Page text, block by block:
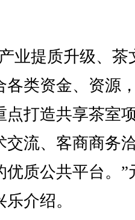
提质升级、茶
各类资金、资源
点打造共享茶室
交流、客商商务
优质公共平台。”
介绍。